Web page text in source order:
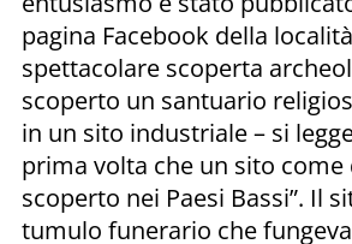
pagina Facebook della
spettacolare scoperta
scoperto un santuario
in un sito industriale – si
prima volta che un sito come
scoperto nei Paesi Bassi”. Il
tumulo funerario che